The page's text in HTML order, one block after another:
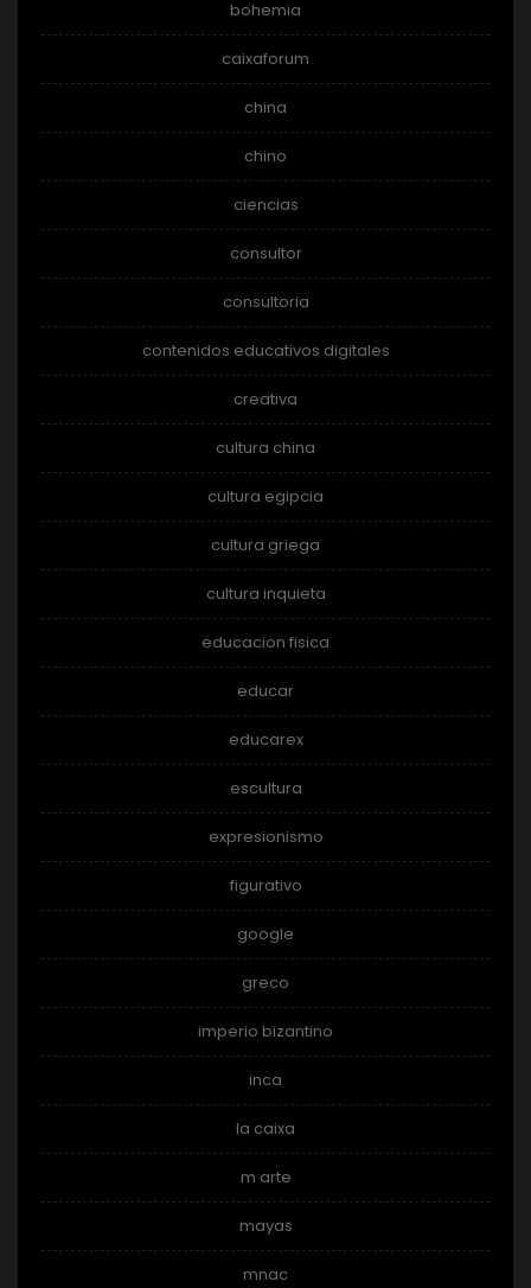
bohemia
caixaforum
china
chino
ciencias
consultor
consultoria
contenidos educativos digitales
creativa
cultura china
cultura egipcia
cultura griega
cultura inquieta
educacion fisica
educar
educarex
escultura
expresionismo
figurativo
google
greco
imperio bizantino
inca
la caixa
m arte
mayas
mnac